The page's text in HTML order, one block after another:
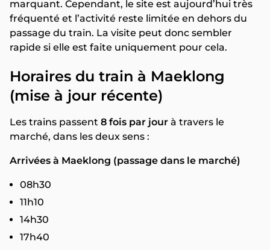
marquant. Cependant, le site est aujourd’hui très
fréquenté et l’activité reste limitée en dehors du
passage du train. La visite peut donc sembler
rapide si elle est faite uniquement pour cela.
Horaires du train à Maeklong
(mise à jour récente)
Les trains passent 8 fois par jour à travers le
marché, dans les deux sens :
Arrivées à Maeklong (passage dans le marché)
08h30
11h10
14h30
17h40